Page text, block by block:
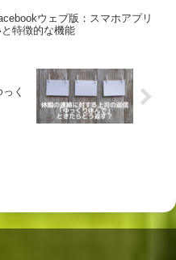
ウェブ版：スマホアプリ
特徴的な機能
く